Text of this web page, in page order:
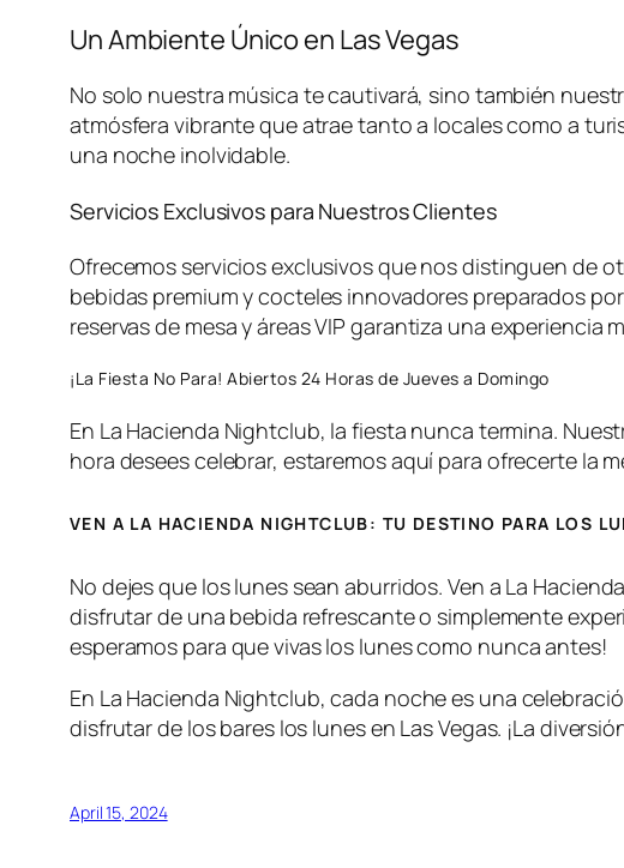
Un Ambiente Único en Las Vegas
No solo nuestra música te cautivará, sino también
atmósfera vibrante que atrae tanto a locales como a
una noche inolvidable.
Servicios Exclusivos para Nuestros Clientes
Ofrecemos servicios exclusivos que nos distinguen de
bebidas premium y cocteles innovadores preparados
reservas de mesa y áreas VIP garantiza una experiencia
¡La Fiesta No Para! Abiertos 24 Horas de Jueves a Domingo
En La Hacienda Nightclub, la fiesta nunca termina.
hora desees celebrar, estaremos aquí para ofrecerte la
VEN A LA HACIENDA NIGHTCLUB: TU DESTINO PARA LOS
No dejes que los lunes sean aburridos. Ven a La
disfrutar de una bebida refrescante o simplemente
esperamos para que vivas los lunes como nunca antes!
En La Hacienda Nightclub, cada noche es una
disfrutar de los bares los lunes en Las Vegas. ¡La
April 15, 2024